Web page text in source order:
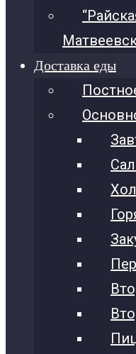
Доставка еды